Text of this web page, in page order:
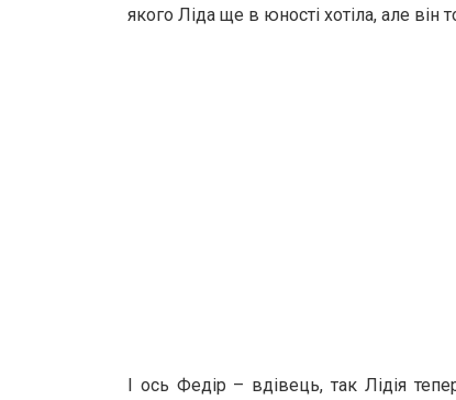
якого Ліда ще в юності хотіла, але він
І ось Федір – вдівець, так Лідія